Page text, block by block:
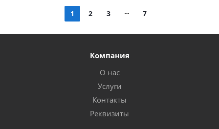
1 2 3 7
Компания
О нас
Услуги
Контакты
Реквизиты